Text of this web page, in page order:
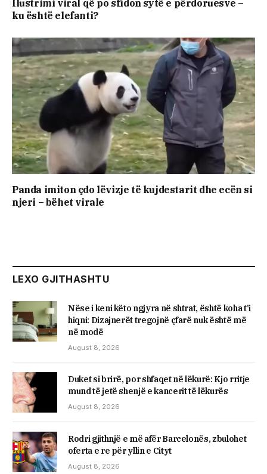
Ilustrimi viral që po sfidon sytë e përdoruesve –
ku është elefanti?
Panda imiton çdo lëvizje të kujdestarit dhe ecën si
njeri – bëhet virale
LEXO GJITHASHTU
Nëse i keni këto ngjyra në shtrat, është koha t’i
hiqni: Dizajnerët tregojnë çfarë nuk është më
në modë
August 8, 2026
Duket si brirë, por shfaqet në lëkurë: Kjo rritje
mund të jetë shenjë e kancerit të lëkurës
August 8, 2026
Rodri gjithnjë e më afër Barcelonës, zbulohet
oferta e re për yllin e Cityt
August 8, 2026